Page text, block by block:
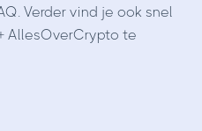
Verder vind je ook snel
AllesOverCrypto te